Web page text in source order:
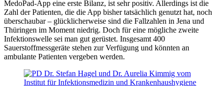
MedoPad-App eine erste Bilanz, ist sehr positiv. Allerdings ist die
Zahl der Patienten, die die App bisher tatsächlich genutzt hat, noch
überschaubar – glücklicherweise sind die Fallzahlen in Jena und
Thüringen im Moment niedrig. Doch für eine mögliche zweite
Infektionswelle sei man gut gerüstet. Insgesamt 400
Sauerstoffmessgeräte stehen zur Verfügung und könnten an
ambulante Patienten vergeben werden.